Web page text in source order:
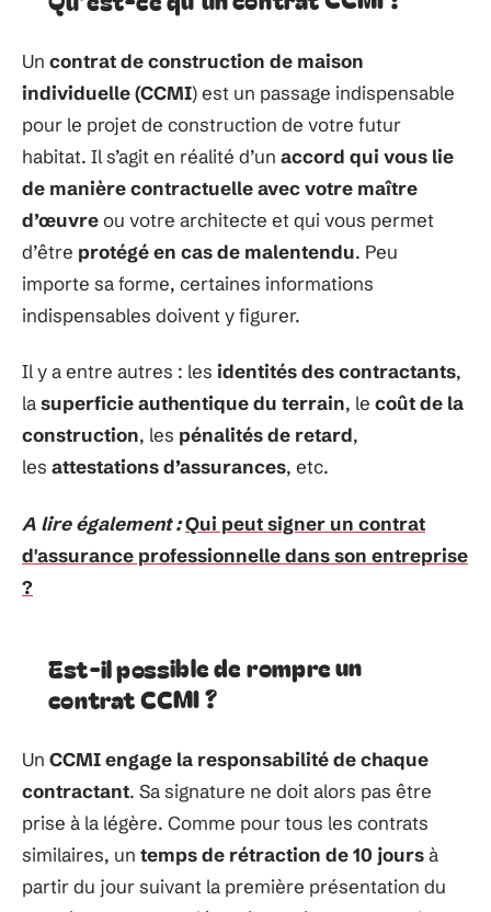
Un contrat de construction de maison
individuelle (CCMI) est un passage indispensable
pour le projet de construction de votre futur
habitat. Il s’agit en réalité d’un accord qui vous lie
de manière contractuelle avec votre maître
d’œuvreou votre architecte et qui vous permet
d’être protégé en cas de malentendu. Peu
importe sa forme, certaines informations
indispensables doivent y figurer.
Il y a entre autres : les identités des contractants,
lasuperficie authentique du terrain, le coût de la
construction, les pénalités de retard,
les attestations d’assurances, etc.
A lire également :Qui peut signer un contrat
d'assurance professionnelle dans son entreprise
?
Est-il possible de rompre un
contrat CCMI ?
Un CCMI engage la responsabilité de chaque
contractant. Sa signature ne doit alors pas être
prise à la légère. Comme pour tous les contrats
similaires, un temps de rétraction de 10 joursà
partir du jour suivant la première présentation du